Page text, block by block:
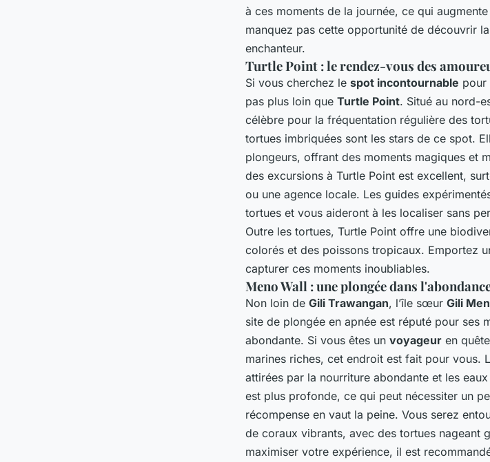
à ces moments de la journée, ce qui
manquez pas cette opportunité de découvrir la
enchanteur.
Turtle Point : le rendez-vous des
Si vous cherchez le spot incontournable pour
pas plus loin que Turtle Point. Situé au nord-
célèbre pour la fréquentation régulière des
tortues imbriquées sont les stars de ce spot.
plongeurs, offrant des moments magiques et
des excursions à Turtle Point est excellent,
ou une agence locale. Les guides
tortues et vous aideront à les localiser sans
Outre les tortues, Turtle Point offre une
colorés et des poissons tropicaux. Emportez
capturer ces moments inoubliables.
Meno Wall : une plongée dans
Non loin de Gili Trawangan, l’île sœur Gili
site de plongée en apnée est réputé pour ses
abondante. Si vous êtes un voyageur en
marines riches, cet endroit est fait pour vous.
attirées par la nourriture abondante et les
est plus profonde, ce qui peut nécessiter un
récompense en vaut la peine. Vous serez
de coraux vibrants, avec des tortues nageant
maximiser votre expérience, il est